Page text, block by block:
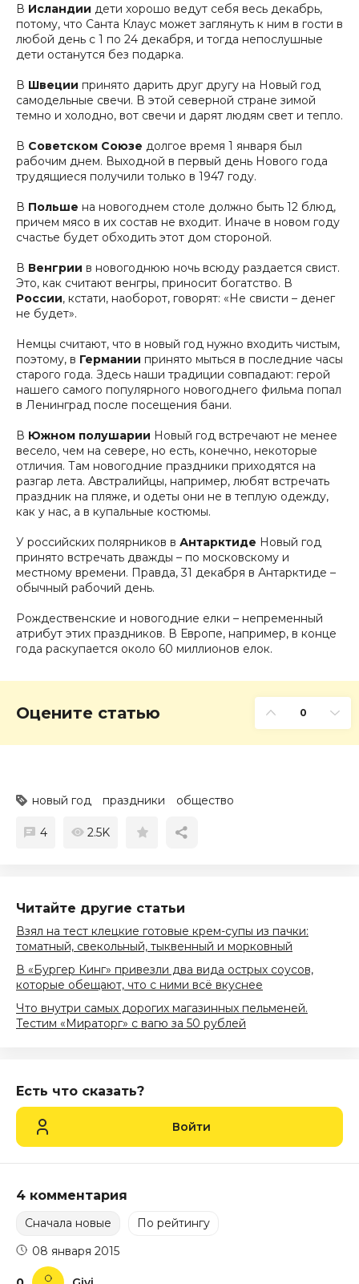
В Исландии дети хорошо ведут себя весь декабрь,
потому, что Санта Клаус может заглянуть к ним в гости в
любой день с 1 по 24 декабря, и тогда непослушные
дети останутся без подарка.
В Швеции принято дарить друг другу на Новый год
самодельные свечи. В этой северной стране зимой
темно и холодно, вот свечи и дарят людям свет и тепло.
В Советском Союзе долгое время 1 января был
рабочим днем. Выходной в первый день Нового года
трудящиеся получили только в 1947 году.
В Польше на новогоднем столе должно быть 12 блюд,
причем мясо в их состав не входит. Иначе в новом году
счастье будет обходить этот дом стороной.
В Венгрии в новогоднюю ночь всюду раздается свист.
Это, как считают венгры, приносит богатство. В
России, кстати, наоборот, говорят: «Не свисти – денег
не будет».
Немцы считают, что в новый год нужно входить чистым,
поэтому, в Германии принято мыться в последние часы
старого года. Здесь наши традиции совпадают: герой
нашего самого популярного новогоднего фильма попал
в Ленинград после посещения бани.
В Южном полушарии Новый год встречают не менее
весело, чем на севере, но есть, конечно, некоторые
отличия. Там новогодние праздники приходятся на
разгар лета. Австралийцы, например, любят встречать
праздник на пляже, и одеты они не в теплую одежду,
как у нас, а в купальные костюмы.
У российских полярников в Антарктиде Новый год
принято встречать дважды – по московскому и
местному времени. Правда, 31 декабря в Антарктиде –
обычный рабочий день.
Рождественские и новогодние елки – непременный
атрибут этих праздников. В Европе, например, в конце
года раскупается около 60 миллионов елок.
Оцените статью 0
новый год праздники общество
4 2.5K
Читайте другие статьи
Взял на тест клецкие готовые крем-супы из пачки:
томатный, свекольный, тыквенный и морковный
В «Бургер Кинг» привезли два вида острых соусов,
которые обещают, что с ними всё вкуснее
Что внутри самых дорогих магазинных пельменей.
Тестим «Мираторг» с вагю за 50 рублей
Есть что сказать?
Войти
4 комментария
Сначала новые По рейтингу
08 января 2015